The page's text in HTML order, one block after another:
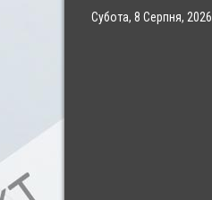
Субота, 8 Серпня, 2026